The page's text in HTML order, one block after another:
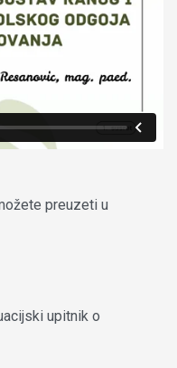
preuzeti u
upitnik o